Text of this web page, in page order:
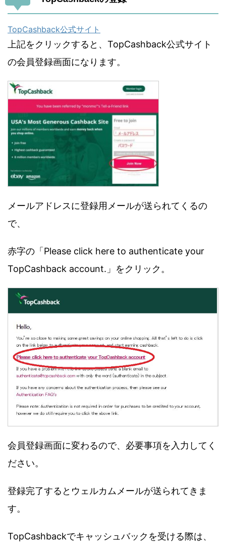
TopCashback公式サイト
上記をクリックすると、TopCashback公式サイト
の会員登録画面になります。
メールアドレスに登録用メールが送られてくるの
で、
赤字の「Please click here to authenticate your
TopCashback account.」をクリック。
会員登録画面に変わるので、必要事項を入力してく
ださい。
登録完了するとウェルカムメールが送られてきま
す。
TopCashbackでキャッシュバックを受ける際は、